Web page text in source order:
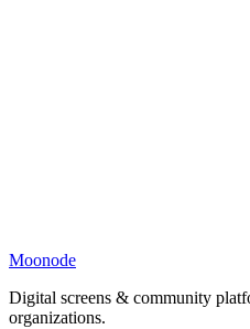
Moonode
Digital screens & community
organizations.